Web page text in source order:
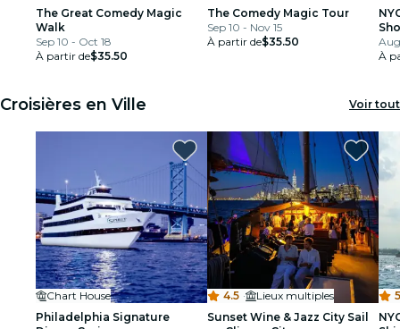
The Great Comedy Magic
Walk
Sep 10 - Oct 18
À partir de$35.50
The Comedy Magic Tour
Sep 10 - Nov 15
À partir de$35.50
À
Croisières en Ville Voir tout
Chart House
Philadelphia Signature
4.5 ·
Lieux multiples
Sunset Wine & Jazz City Sail